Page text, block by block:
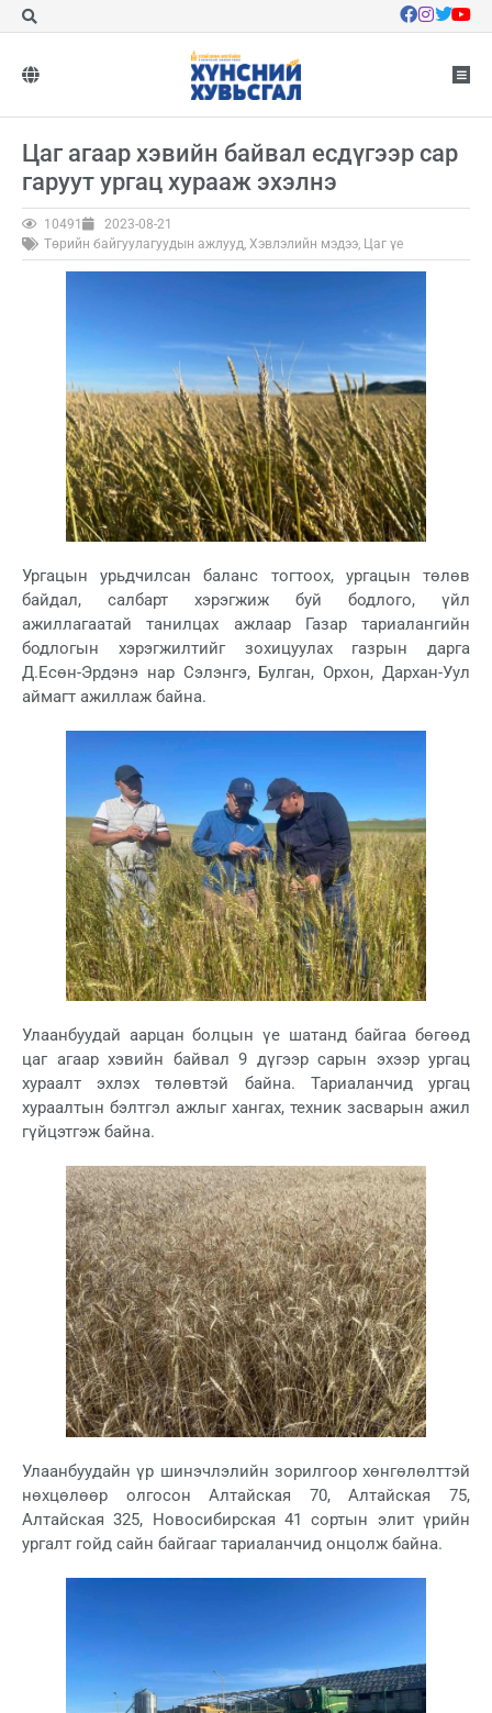
Цаг агаар хэвийн байвал есдүгээр сар
гаруут ургац хурааж эхэлнэ
10491
2023-08-21
Төрийн байгуулагуудын ажлууд, Хэвлэлийн мэдээ, Цаг үе
Ургацын урьдчилсан баланс тогтоох, ургацын төлөв
байдал, салбарт хэрэгжиж буй бодлого, үйл
ажиллагаатай танилцах ажлаар Газар тариалангийн
бодлогын хэрэгжилтийг зохицуулах газрын дарга
Д.Есөн-Эрдэнэ нар Сэлэнгэ, Булган, Орхон, Дархан-Уул
аймагт ажиллаж байна.
Улаанбуудай аарцан болцын үе шатанд байгаа бөгөөд
цаг агаар хэвийн байвал 9 дүгээр сарын эхээр ургац
хураалт эхлэх төлөвтэй байна. Тариаланчид ургац
хураалтын бэлтгэл ажлыг хангах, техник засварын ажил
гүйцэтгэж байна.
Улаанбуудайн үр шинэчлэлийн зорилгоор хөнгөлөлттэй
нөхцөлөөр олгосон Алтайская 70, Алтайская 75,
Алтайская 325, Новосибирская 41 сортын элит үрийн
ургалт гойд сайн байгааг тариаланчид онцолж байна.